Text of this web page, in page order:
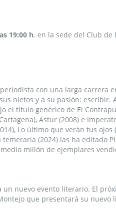
19:00 h. en la sede del Club
con una larga carrera
nietos y a su pasión: escribir.
el título genérico de El
Astur (2008) e
Lo último que verán tus ojos
(2024) las ha editado
millón de ejemplares
un nuevo evento literario. El
que presentará su